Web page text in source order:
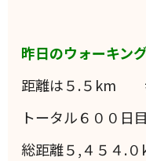
昨日のウォーキン
距離は５.５km
トータル６００日
総距離５,４５４.